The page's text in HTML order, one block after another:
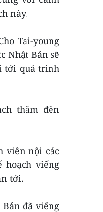
này.
Tai-young
Nhật Bản sẽ
tới quá trình
thăm đền
viên nội các
hoạch viếng
tới.
đã viếng